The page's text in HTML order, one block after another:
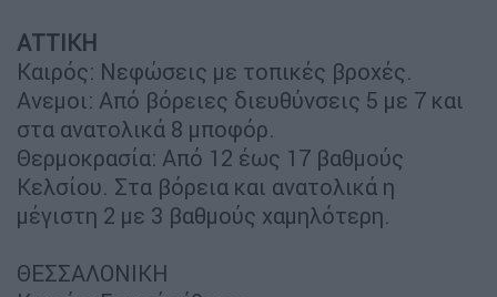
ΑΤΤΙΚΗ
Καιρός: Νεφώσεις με τοπικές βροχές.
Ανεμοι: Από βόρειες διευθύνσεις 5 με 7 και
στα ανατολικά 8 μποφόρ.
Θερμοκρασία: Από 12 έως 17 βαθμούς
Κελσίου. Στα βόρεια και ανατολικά η
μέγιστη 2 με 3 βαθμούς χαμηλότερη.
ΘΕΣΣΑΛΟΝΙΚΗ